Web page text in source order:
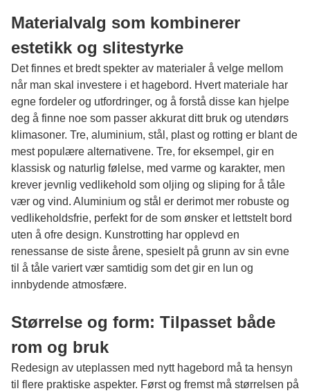
Materialvalg som kombinerer
estetikk og slitestyrke
Det finnes et bredt spekter av materialer å velge mellom
når man skal investere i et hagebord. Hvert materiale har
egne fordeler og utfordringer, og å forstå disse kan hjelpe
deg å finne noe som passer akkurat ditt bruk og utendørs
klimasoner. Tre, aluminium, stål, plast og rotting er blant de
mest populære alternativene. Tre, for eksempel, gir en
klassisk og naturlig følelse, med varme og karakter, men
krever jevnlig vedlikehold som oljing og sliping for å tåle
vær og vind. Aluminium og stål er derimot mer robuste og
vedlikeholdsfrie, perfekt for de som ønsker et lettstelt bord
uten å ofre design. Kunstrotting har opplevd en
renessanse de siste årene, spesielt på grunn av sin evne
til å tåle variert vær samtidig som det gir en lun og
innbydende atmosfære.
Størrelse og form: Tilpasset både
rom og bruk
Redesign av uteplassen med nytt hagebord må ta hensyn
til flere praktiske aspekter. Først og fremst må størrelsen på